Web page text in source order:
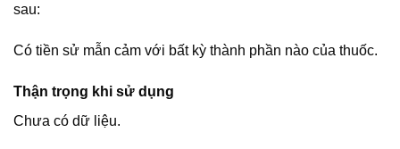
sau:
Có tiền sử mẫn cảm với bất kỳ thành phần nào của thuốc.
Thận trọng khi sử dụng
Chưa có dữ liệu.